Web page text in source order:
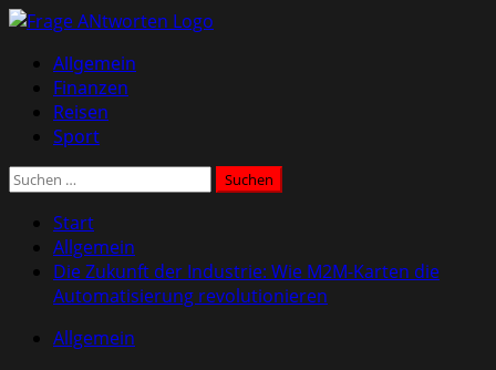
Zum
springen
Primäres
Menü
Allgemein
Finanzen
Reisen
Sport
Suchen
Start
Allgemein
Die Zukunft der Industrie: Wie M2M-Karten die
Automatisierung revolutionieren
Allgemein